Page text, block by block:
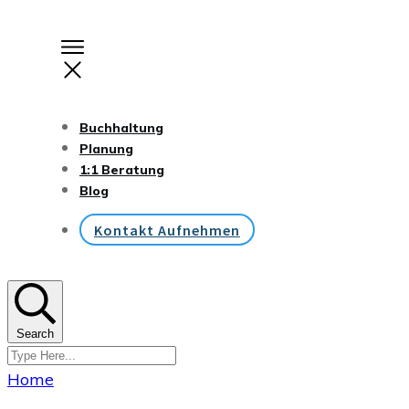
Buchhaltung
Planung
1:1 Beratung
Blog
Kontakt Aufnehmen
Search
Home